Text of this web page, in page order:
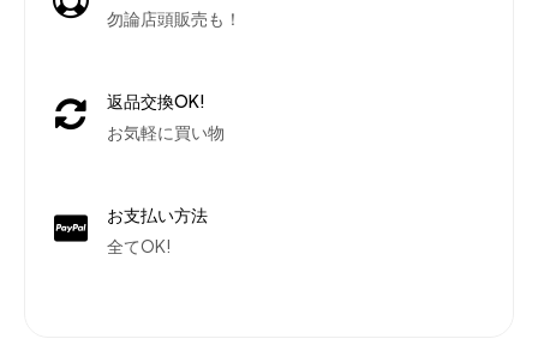
勿論店頭販売も！
返品交換OK!
お気軽に買い物
お支払い方法
全てOK!